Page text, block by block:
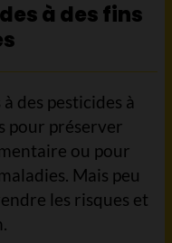
à des fins
des pesticides à
pour préserver
ou pour
Mais peu
les risques et